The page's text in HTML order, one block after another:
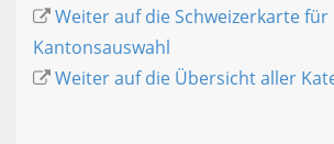
Weiter auf die Schweizerkarte für
Kantonsauswahl
Weiter auf die Übersicht aller